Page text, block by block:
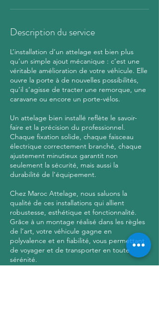
Description du service
L’installation d’un attelage est bien plus
qu’un simple ajout mécanique : c’est une
véritable amélioration de votre véhicule. Elle
ouvre la porte à de nouvelles possibilités,
qu’il s’agisse de tracter une remorque, une
caravane ou encore un porte-vélos.
Un attelage bien installé reflète le savoir-
faire et la précision du professionnel.
Chaque fixation solide, chaque faisceau
électrique correctement branché, chaque
ajustement minutieux garantit non
seulement la sécurité, mais aussi la
durabilité de l’équipement.
Chez Maroc Attelage, nous saluons la
qualité de ces installations qui allient
robustesse, esthétique et fonctionnalité.
Grâce à un montage réalisé dans les règles
de l’art, votre véhicule gagne en
polyvalence et en fiabilité, vous permettant
de voyager et de transporter en toute
sérénité.